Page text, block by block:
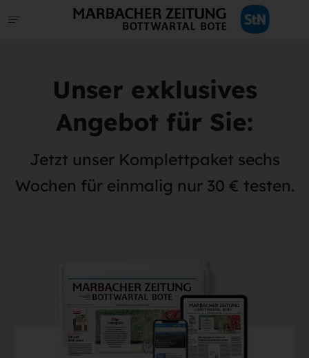
Unser exklusives
Angebot für Sie:
Jetzt unser Komplettpaket sechs
Wochen für einmalig nur 30 € testen.